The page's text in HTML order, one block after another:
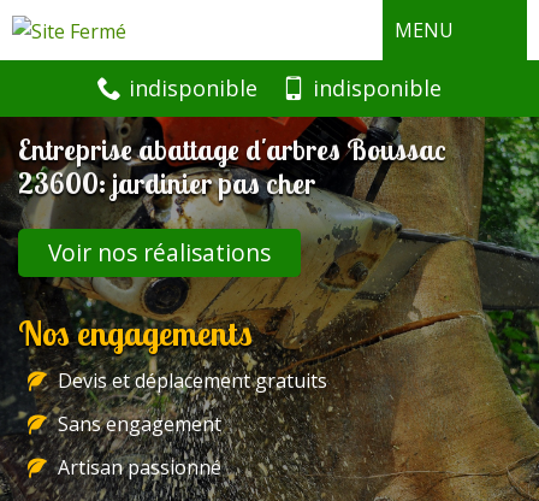
MENU
indisponible indisponible
Entreprise abattage d'arbres Boussac
23600: jardinier pas cher
Voir nos réalisations
Nos engagements
Devis et déplacement gratuits
Sans engagement
Artisan passionné